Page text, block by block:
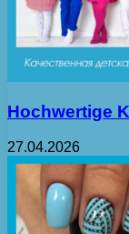
Hochwertige
27.04.2026